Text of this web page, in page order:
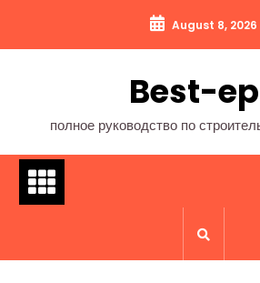
содержимому
August 8, 2026
Best-
полное руководство по